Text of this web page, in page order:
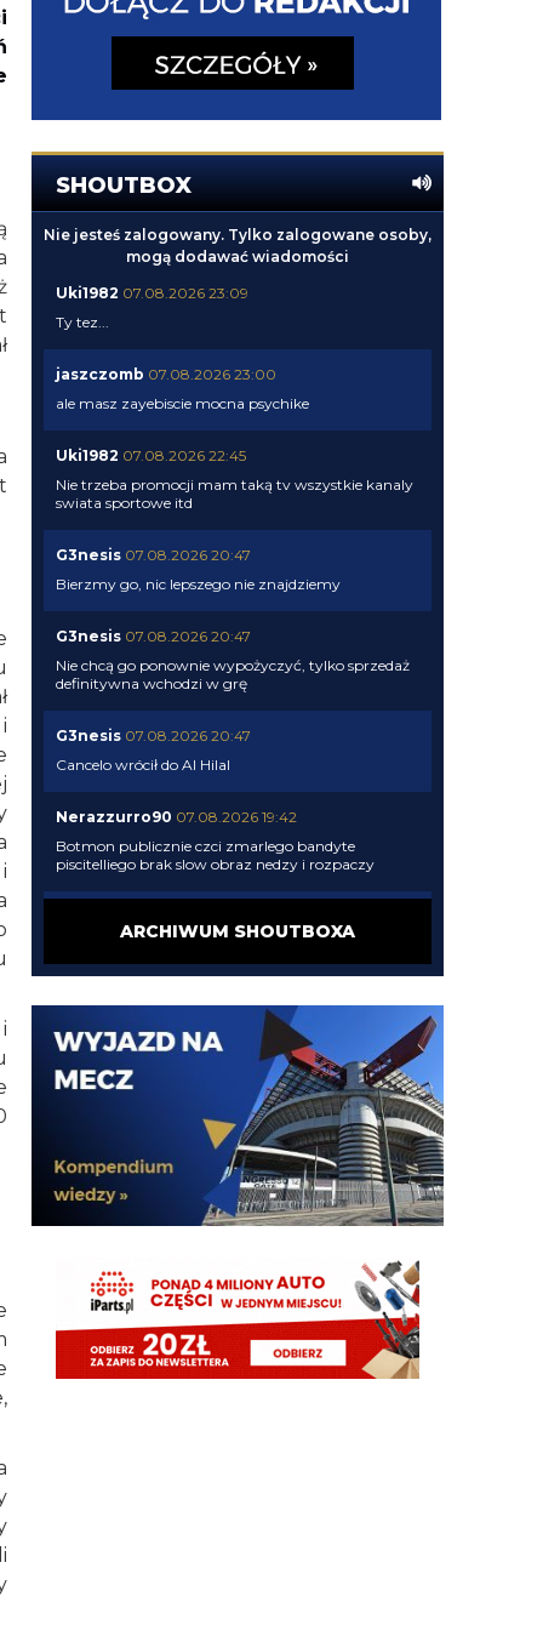
SHOUTBOX
Nie jesteś zalogowany. Tylko zalogowane osoby,
mogą dodawać wiadomości
Uki1982 07.08.2026 23:09
Ty tez...
jaszczomb 07.08.2026 23:00
ale masz zayebiscie mocna psychike
Uki1982 07.08.2026 22:45
Nie trzeba promocji mam taką tv wszystkie kanaly
swiata sportowe itd
G3nesis 07.08.2026 20:47
Bierzmy go, nic lepszego nie znajdziemy
G3nesis 07.08.2026 20:47
Nie chcą go ponownie wypożyczyć, tylko sprzedaż
definitywna wchodzi w grę
G3nesis 07.08.2026 20:47
Cancelo wrócił do Al Hilal
Nerazzurro90 07.08.2026 19:42
Botmon publicznie czci zmarlego bandyte
piscitelliego brak slow obraz nedzy i rozpaczy
Hehe 😁
FENDI_SOSA
07.08.2026 18:56
Adriano ty already dead a nie forever he xd
FENDI_SOSA 07.08.2026 18:56
Oleeks ciśnij go he
mnie też zbanował za danie reakcji haha na jego
ostatnie stanowisko które było ostatnie ostatnim
ostatniejsze i najostatniejsze
Adriano_forever 07.08.2026 18:29
ARCHIWUM SHOUTBOXA